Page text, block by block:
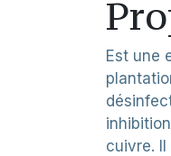
Est une
cuivre.